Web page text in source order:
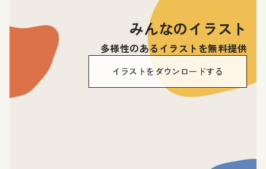
みんなのイラスト
多様性のあるイラストを無料提供
イラストをダウンロードする